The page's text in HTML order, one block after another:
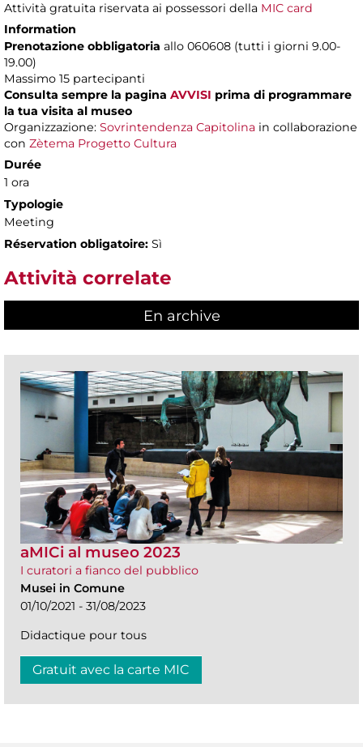
Attività gratuita riservata ai possessori della MIC card
Information
Prenotazione obbligatoria allo 060608 (tutti i giorni 9.00-
19.00)
Massimo 15 partecipanti
Consulta sempre la pagina AVVISI prima di programmare
la tua visita al museo
Organizzazione: Sovrintendenza Capitolina in collaborazione
con Zètema Progetto Cultura
Durée
1 ora
Typologie
Meeting
Réservation obligatoire: Sì
Attività correlate
En archive
aMICi al museo 2023
I curatori a fianco del pubblico
Musei in Comune
01/10/2021 - 31/08/2023
Didactique pour tous
Gratuit avec la carte MIC